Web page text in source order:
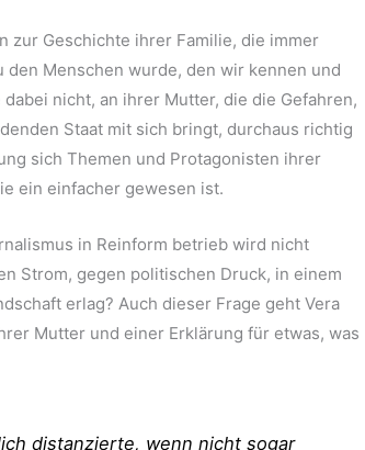
zur Geschichte ihrer Familie, die immer
Menschen wurde, den wir kennen und
nicht, an ihrer Mutter, die die Gefahren,
Staat mit sich bringt, durchaus richtig
sich Themen und Protagonisten ihrer
ein einfacher gewesen ist.
in Reinform betrieb wird nicht
Strom, gegen politischen Druck, in einem
erlag? Auch dieser Frage geht Vera
Mutter und einer Erklärung für etwas, was
distanzierte, wenn nicht sogar